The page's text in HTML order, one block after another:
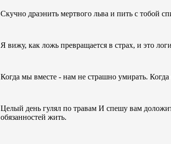
Скучно драэнить мертвого льва и пить с тобой
Я вижу, как ложь превращается в страх, и это
Когда мы вместе - нам не страшно умирать.
Целый день гулял по травам И спешу вам
обязанностей жить.